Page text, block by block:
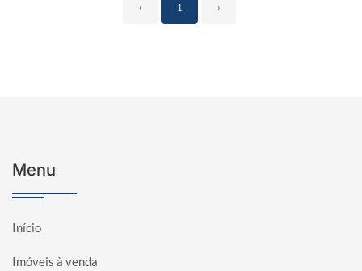
‹ 1 ›
Menu
Início
Imóveis à venda